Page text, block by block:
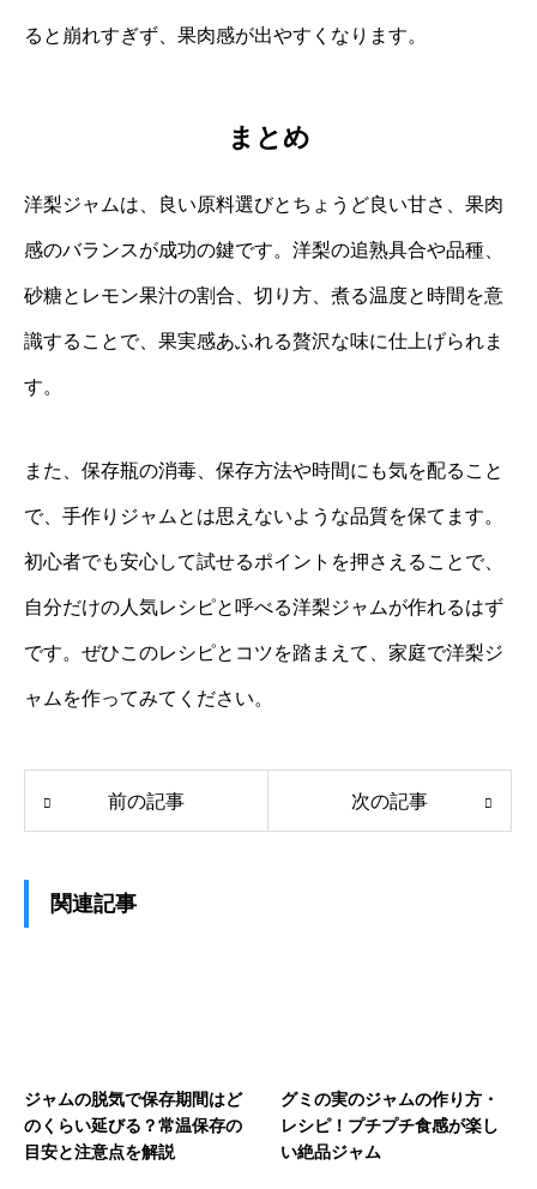
ると崩れすぎず、果肉感が出やすくなります。
まとめ
洋梨ジャムは、良い原料選びとちょうど良い甘さ、果肉
感のバランスが成功の鍵です。洋梨の追熟具合や品種、
砂糖とレモン果汁の割合、切り方、煮る温度と時間を意
識することで、果実感あふれる贅沢な味に仕上げられま
す。
また、保存瓶の消毒、保存方法や時間にも気を配ること
で、手作りジャムとは思えないような品質を保てます。
初心者でも安心して試せるポイントを押さえることで、
自分だけの人気レシピと呼べる洋梨ジャムが作れるはず
です。ぜひこのレシピとコツを踏まえて、家庭で洋梨ジ
ャムを作ってみてください。
前の記事 次の記事
関連記事
ジャムの脱気で保存期間はど
のくらい延びる？常温保存の
目安と注意点を解説
グミの実のジャムの作り方・
レシピ！プチプチ食感が楽し
い絶品ジャム